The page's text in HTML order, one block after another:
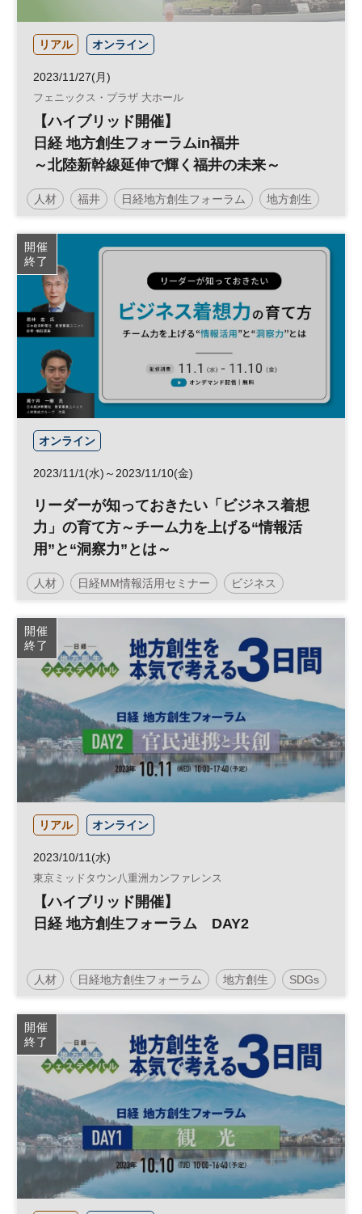
リアル オンライン
2023/11/27(月)
フェニックス・プラザ 大ホール
【ハイブリッド開催】
日経 地方創生フォーラムin福井
～北陸新幹線延伸で輝く福井の未来～
人材 福井 日経地方創生フォーラム 地方創生
北陸 SDGs インバウンド 観光
参加無料
開催
終了
オンライン
2023/11/1(水)～2023/11/10(金)
リーダーが知っておきたい「ビジネス着想
力」の育て方～チーム力を上げる“情報活
用”と“洞察力”とは～
人材 日経MM情報活用セミナー ビジネス
新規事業
教育
開催
終了
リアル オンライン
2023/10/11(水)
東京ミッドタウン八重洲カンファレンス
【ハイブリッド開催】
日経 地方創生フォーラム DAY2
人材 日経地方創生フォーラム 地方創生 SDGs
官民連携
参加無料
開催
終了